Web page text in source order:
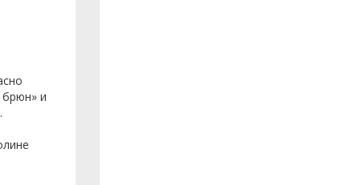
брюн» и